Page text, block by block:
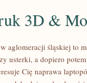
3D &
aglomeracji śląskiej to
usterki, a dopiero
Cię naprawa